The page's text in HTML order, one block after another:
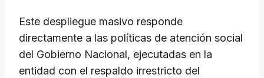
​Este despliegue masivo responde
directamente a las políticas de atención social
del Gobierno Nacional, ejecutadas en la
entidad con el respaldo irrestricto del